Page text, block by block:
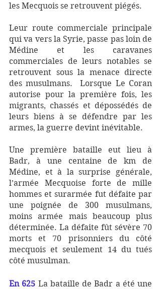
les Mecquois se retrouvent piégés.
Leur route commerciale principale
qui va vers la Syrie, passe pas loin de
Médine et les caravanes
commerciales de leurs notables se
retrouvent sous la menace directe
des musulmans.  Lorsque Le Coran
autorise pour la première fois, les
migrants, chassés et dépossédés de
leurs biens à se défendre par les
armes, la guerre devint inévitable.
Une première bataille eut lieu à
Badr, à une centaine de km de
Médine, et à la surprise générale,
l’armée Mecquoise forte de mille
hommes et surarmée fut défaite par
une poignée de 300 musulmans,
moins armée mais beaucoup plus
déterminée. La défaite fût sévère 70
morts et 70 prisonniers du côté
mecquois et seulement 14 du tués
côté musulman.
En 625 La bataille de Badr a été une